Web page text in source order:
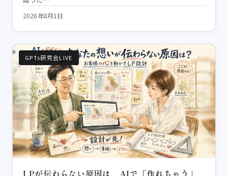
2026年8月1日
GPTs研究会LIVE